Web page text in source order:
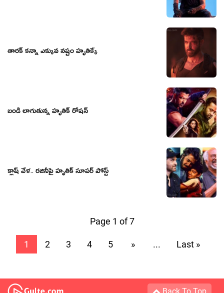
తారక్ కన్నా ఎక్కువ నష్టం హృతిక్కే
బండి లాగుతున్న హృతిక్ రోషన్
క్లాష్ వేళ.. రజినీపై హృతిక్ సూపర్ పోస్ట్
Page 1 of 7
1 2 3 4 5 » ... Last »
Back To Top